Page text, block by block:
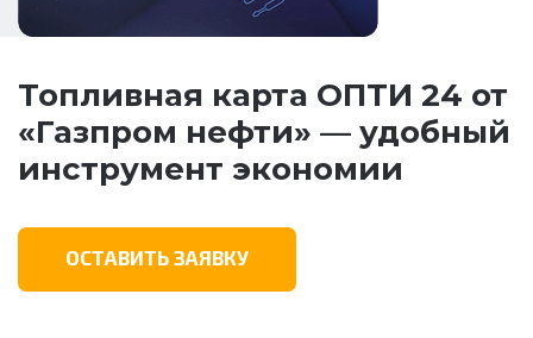
Топливная карта ОПТИ 24 от
«Газпром нефти» — удобный
инструмент экономии
ОСТАВИТЬ ЗАЯВКУ